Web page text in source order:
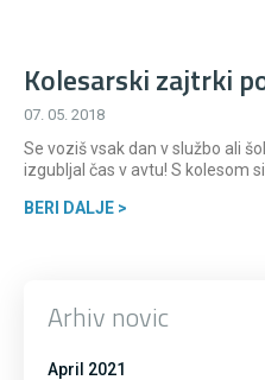
Kolesarski zajtrki
07. 05. 2018
Se voziš vsak dan v službo ali
izgubljal čas v avtu! S kolesom
BERI DALJE >
Arhiv novic
April 2021